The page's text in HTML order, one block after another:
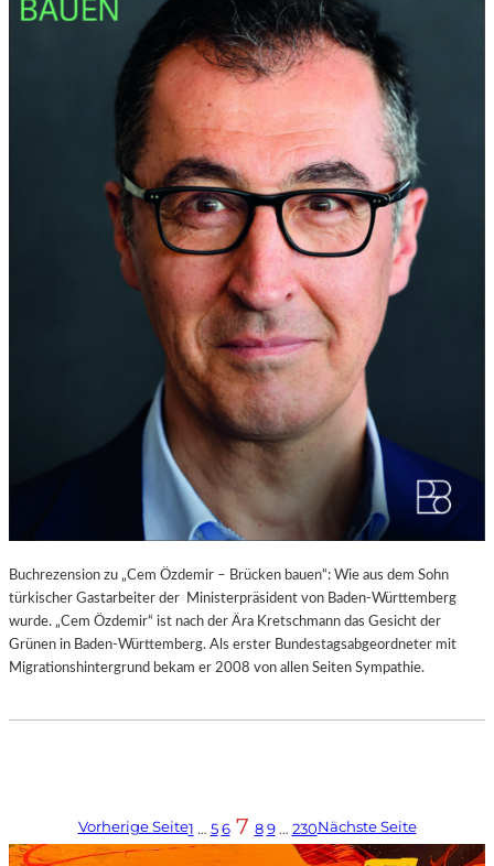
Buchrezension zu „Cem Özdemir – Brücken bauen“: Wie aus dem Sohn
türkischer Gastarbeiter der Ministerpräsident von Baden-Württemberg
wurde. „Cem Özdemir“ ist nach der Ära Kretschmann das Gesicht der
Grünen in Baden-Württemberg. Als erster Bundestagsabgeordneter mit
Migrationshintergrund bekam er 2008 von allen Seiten Sympathie.
Vorherige Seite1 … 5 6 7 8 9 … 230Nächste Seite